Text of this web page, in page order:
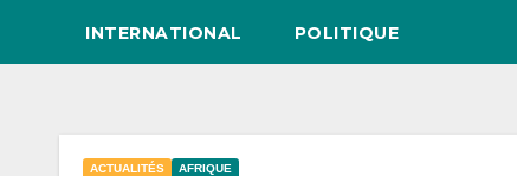
INTERNATIONAL POLITIQUE
ACTUALITÉS AFRIQUE